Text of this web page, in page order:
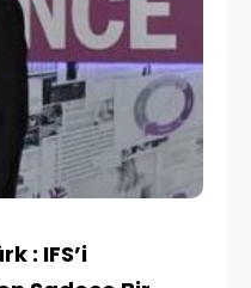
: IFS’i